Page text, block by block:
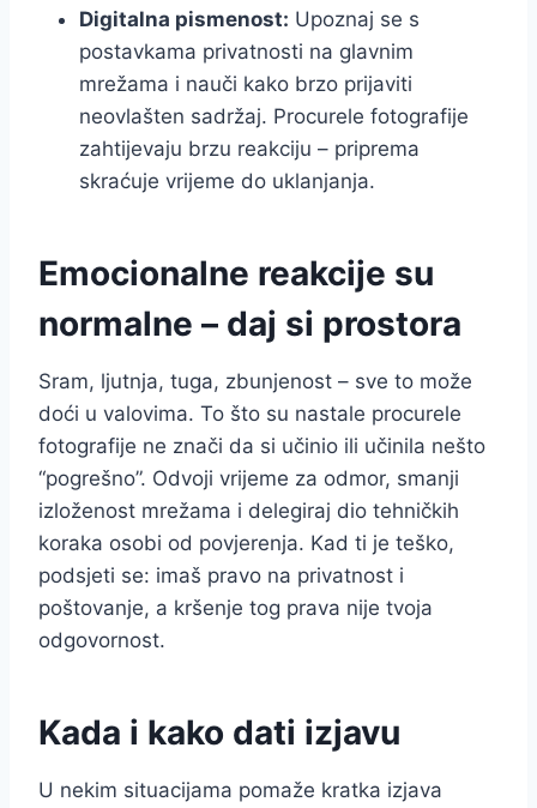
Digitalna pismenost: Upoznaj se s
postavkama privatnosti na glavnim
mrežama i nauči kako brzo prijaviti
neovlašten sadržaj. Procurele fotografije
zahtijevaju brzu reakciju – priprema
skraćuje vrijeme do uklanjanja.
Emocionalne reakcije su
normalne – daj si prostora
Sram, ljutnja, tuga, zbunjenost – sve to može
doći u valovima. To što su nastale procurele
fotografije ne znači da si učinio ili učinila nešto
“pogrešno”. Odvoji vrijeme za odmor, smanji
izloženost mrežama i delegiraj dio tehničkih
koraka osobi od povjerenja. Kad ti je teško,
podsjeti se: imaš pravo na privatnost i
poštovanje, a kršenje tog prava nije tvoja
odgovornost.
Kada i kako dati izjavu
U nekim situacijama pomaže kratka izjava